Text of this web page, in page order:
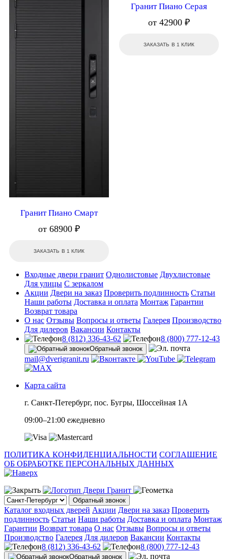
Гранит Пиано Смарт
от 68900 ₽
ЗАКАЗАТЬ В 1 КЛИК
Гранит Пиано Серая
от 42900 ₽
ЗАКАЗАТЬ В 1 КЛИК
Входные двери гранит Однолистовые Двухлистовые
Для улицы С зеркалом
Акции Двери на заказ Проверить подлинность Статьи
Наши работы Доставка и оплата Монтаж Гарантии
Возврат товара
О нас Отзывы Вопросы и ответы Галерея Производство
Для дилеров Вакансии Контакты
8 (812) 336-43-62
8 (800) 777-12-43
Обратный звонок
mail@dverigranit.ru
Карта сайта
г. Санкт-Петербург, пос. Бугры, Шоссейная 1А
09:00–21:00 ежедневно
ПОЛИТИКА КОНФИДЕНЦИАЛЬНОСТИ СОГЛАШЕНИЕ
ОБ ОБРАБОТКЕ ПЕРСОНАЛЬНЫХ ДАННЫХ
Обратный звонок
Каталог входных дверей Акции Двери на заказ Проверить
подлинность Статьи Наши работы Доставка и оплата Монтаж
Гарантии Возврат товара О нас Отзывы Вопросы и ответы
Производство Галерея Для дилеров Вакансии Контакты
8 (812) 336-43-62
8 (800) 777-12-43
Обратный звонок